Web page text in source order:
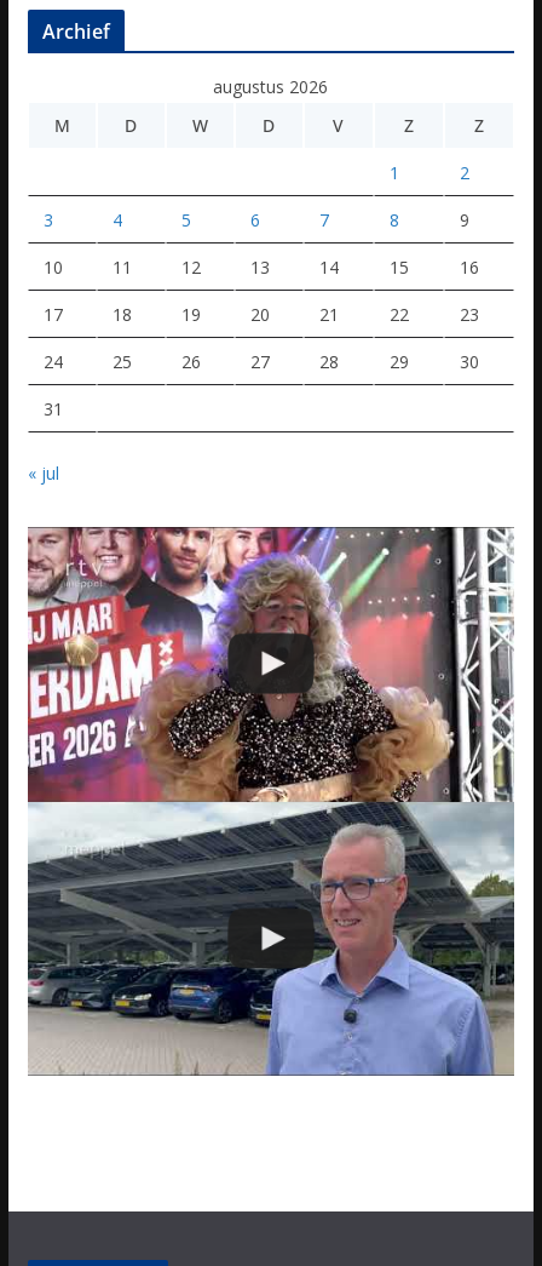
Archief
augustus 2026
M
D W D V Z Z
1 2
3 4 5 6 7 8 9
10 11 12 13 14 15 16
17 18 19 20 21 22 23
24 25 26 27 28 29 30
31
« jul